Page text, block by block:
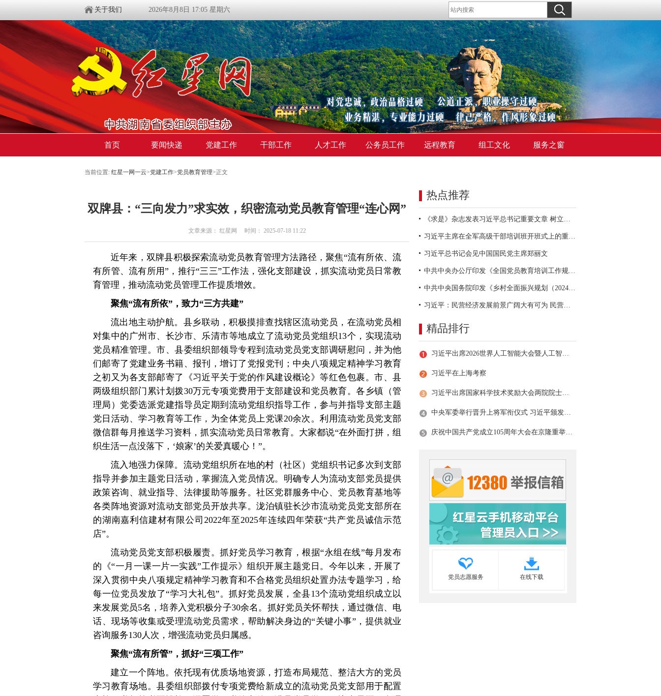
关于我们 2026年8月8日 17:05 星期六
首页 要闻快递 党建工作 干部工作 人才工作 公务员工作 远程教育 组工文化 服务之窗
当前位置: 红星一网一云>党建工作>党员教育管理>正文
双牌县：“三向发力”求实效，织密流动党员教育管理“连心网”
文章来源： 红星网 时间： 2025-07-18 11:22
近年来，双牌县积极探索流动党员教育管理方法路径，聚焦“流有所依、流
有所管、流有所用”，推行“三三”工作法，强化支部建设，抓实流动党员日常教
育管理，推动流动党员管理工作提质增效。
聚焦“流有所依”，致力“三方共建”
流出地主动护航。县乡联动，积极摸排查找辖区流动党员，在流动党员相
对集中的广州市、长沙市、乐清市等地成立了流动党员党组织13个，实现流动
党员精准管理。市、县委组织部领导专程到流动党员党支部调研慰问，并为他
们邮寄了党建业务书籍、报刊，增订了党报党刊；中央八项规定精神学习教育
之初又为各支部邮寄了《习近平关于党的作风建设概论》等红色包裹。市、县
两级组织部门累计划拨30万元专项党费用于支部建设和党员教育。各乡镇（管
理局）党委选派党建指导员定期到流动党组织指导工作，参与并指导支部主题
党日活动、学习教育等工作，为全体党员上党课20余次。利用流动党员党支部
微信群每月推送学习资料，抓实流动党员日常教育。大家都说“在外面打拼，组
织生活一点没落下，‘娘家’的关爱真暖心！”。
流入地强力保障。流动党组织所在地的村（社区）党组织书记多次到支部
指导并参加主题党日活动，掌握流入党员情况。明确专人为流动支部党员提供
政策咨询、就业指导、法律援助等服务。社区党群服务中心、党员教育基地等
各类阵地资源对流动支部党员开放共享。泷泊镇驻长沙市流动党员党支部所在
的湖南嘉利信建材有限公司2022年至2025年连续四年荣获“共产党员诚信示范
店”。
流动党员党支部积极履责。抓好党员学习教育，根据“永组在线”每月发布
的《“一月一课一片一实践”工作提示》组织开展主题党日。今年以来，开展了
深入贯彻中央八项规定精神学习教育和不合格党员组织处置办法专题学习，给
每一位党员发放了“学习大礼包”。抓好党员发展，全县13个流动党组织成立以
来发展党员5名，培养入党积极分子30余名。抓好党员关怀帮扶，通过微信、电
话、现场等收集或受理流动党员需求，帮助解决身边的“关键小事”，提供就业
咨询服务130人次，增强流动党员归属感。
聚焦“流有所管”，抓好“三项工作”
建立一个阵地。依托现有优质场地资源，打造布局规范、整洁大方的党员
学习教育场地。县委组织部拨付专项党费给新成立的流动党员党支部用于配置
热点推荐
《求是》杂志发表习近平总书记重要文章 树立和践行正确政绩观
习近平主席在全军高级干部培训班开班式上的重要讲话引领全军开展思想整风、深化政治整训
习近平总书记会见中国国民党主席郑丽文
中共中央办公厅印发《全国党员教育培训工作规划（2024－2028年）》
中共中央国务院印发《乡村全面振兴规划（2024—2027年）》
习近平：民营经济发展前景广阔大有可为 民营企业和民营企业家大显身手正当其时
精品排行
习近平出席2026世界人工智能大会暨人工智能全球治理高级别会议开幕式并发表主旨讲话
习近平在上海考察
习近平出席国家科学技术奖励大会两院院士大会中国科协第十一次全国代表大会并发表重要讲话
中央军委举行晋升上将军衔仪式 习近平颁发命令状并向晋衔的军官表示祝贺
庆祝中国共产党成立105周年大会在京隆重举行 习近平发表重要讲话
党员志愿服务 在线下载